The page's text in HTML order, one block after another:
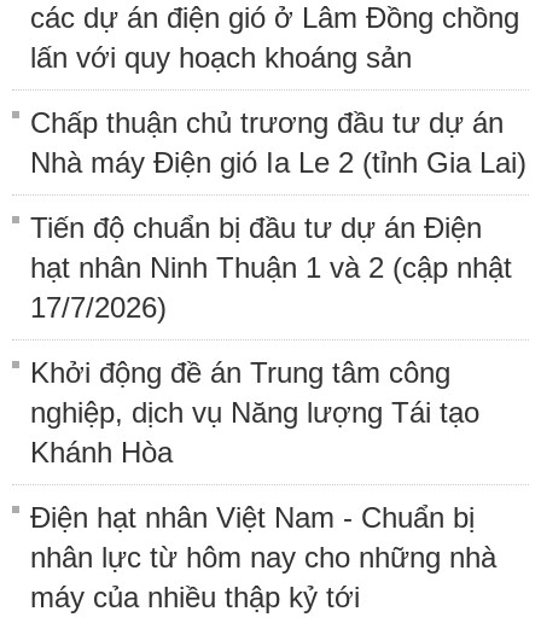
các dự án điện gió ở Lâm Đồng chồng
lấn với quy hoạch khoáng sản
Chấp thuận chủ trương đầu tư dự án
Nhà máy Điện gió Ia Le 2 (tỉnh Gia Lai)
Tiến độ chuẩn bị đầu tư dự án Điện
hạt nhân Ninh Thuận 1 và 2 (cập nhật
17/7/2026)
Khởi động đề án Trung tâm công
nghiệp, dịch vụ Năng lượng Tái tạo
Khánh Hòa
Điện hạt nhân Việt Nam - Chuẩn bị
nhân lực từ hôm nay cho những nhà
máy của nhiều thập kỷ tới